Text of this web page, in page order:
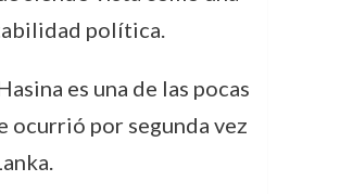
política.
es una de las pocas
ocurrió por segunda vez